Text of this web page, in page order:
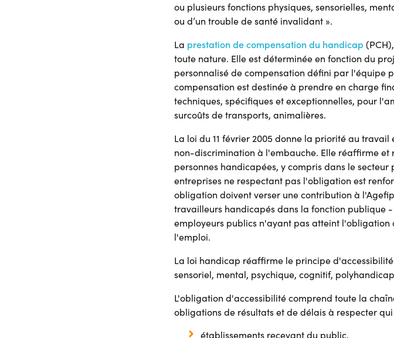
ou plusieurs fonctions physiques, sensorielles,
ou d’un trouble de santé invalidant ».
La prestation de compensation du handicap
toute nature. Elle est déterminée en fonction du
personnalisé de compensation défini par l'équipe
compensation est destinée à prendre en charge
techniques, spécifiques et exceptionnelles, pour
surcoûts de transports, animalières.
La loi du 11 février 2005 donne la priorité au
non-discrimination à l'embauche. Elle réaffirme
personnes handicapées, y compris dans le
entreprises ne respectant pas l'obligation est
obligation doivent verser une contribution à
travailleurs handicapés dans la fonction publique -
employeurs publics n'ayant pas atteint l'obligation
l'emploi.
La loi handicap réaffirme le principe
sensoriel, mental, psychique, cognitif,
L'obligation d'accessibilité comprend toute la
obligations de résultats et de délais à respecter
établissements recevant du public,